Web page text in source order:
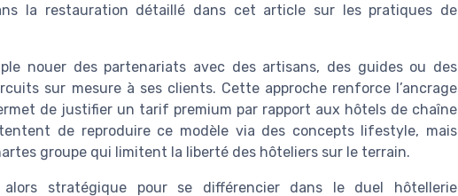
la restauration détaillé dans cet article sur les pratiques de
nouer des partenariats avec des artisans, des guides ou des
sur mesure à ses clients. Cette approche renforce l’ancrage
de justifier un tarif premium par rapport aux hôtels de chaîne
de reproduire ce modèle via des concepts lifestyle, mais
groupe qui limitent la liberté des hôteliers sur le terrain.
stratégique pour se différencier dans le duel hôtellerie